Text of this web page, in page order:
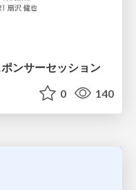
ンサーセッション
0 140